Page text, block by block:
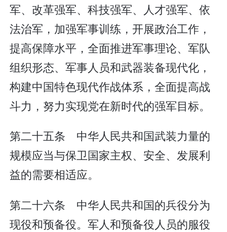
军、改革强军、科技强军、人才强军、依
法治军，加强军事训练，开展政治工作，
提高保障水平，全面推进军事理论、军队
组织形态、军事人员和武器装备现代化，
构建中国特色现代作战体系，全面提高战
斗力，努力实现党在新时代的强军目标。
第二十五条 中华人民共和国武装力量的
规模应当与保卫国家主权、安全、发展利
益的需要相适应。
第二十六条 中华人民共和国的兵役分为
现役和预备役。军人和预备役人员的服役